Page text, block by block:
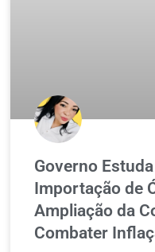
Governo
Importação de
Ampliação da
Combater